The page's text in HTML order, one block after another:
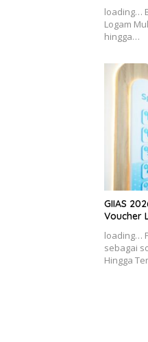
loading…
Logam
hingga…
GIIAS
Voucher
loading…
sebagai
Hingga